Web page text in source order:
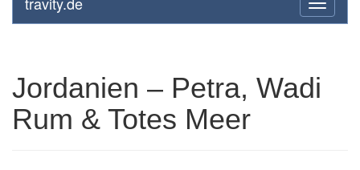
toggle
Jordanien – Petra, Wadi
Rum & Totes Meer